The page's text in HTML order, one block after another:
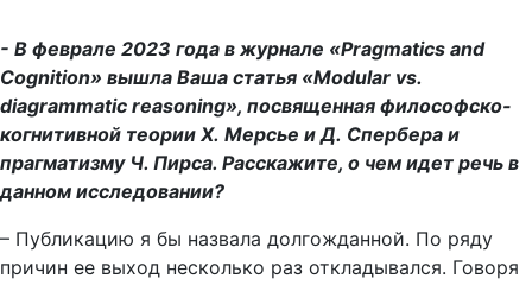
- В феврале 2023 года в журнале «Pragmatics and
Cognition» вышла Ваша статья «Modular vs.
diagrammatic reasoning», посвященная философско-
когнитивной теории Х. Мерсье и Д. Спербера и
прагматизму Ч. Пирса. Расскажите, о чем идет речь в
данном исследовании?
– Публикацию я бы назвала долгожданной. По ряду
причин ее выход несколько раз откладывался. Говоря